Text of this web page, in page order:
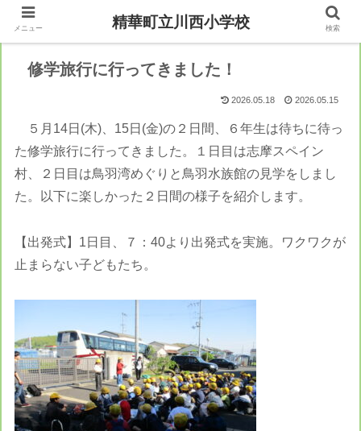
修学旅行に行ってきました！
2026.05.18 2026.05.15
５月14日(木)、15日(金)の２日間、６年生は待ちに待っ
た修学旅行に行ってきました。１日目は志摩スペイン
村、２日目は鳥羽湾めぐりと鳥羽水族館の見学をしまし
た。以下に楽しかった２日間の様子を紹介します。
【出発式】1日目、７：40より出発式を実施。ワクワクが
止まらない子どもたち。
メニュー 精華町立川西小学校 検索